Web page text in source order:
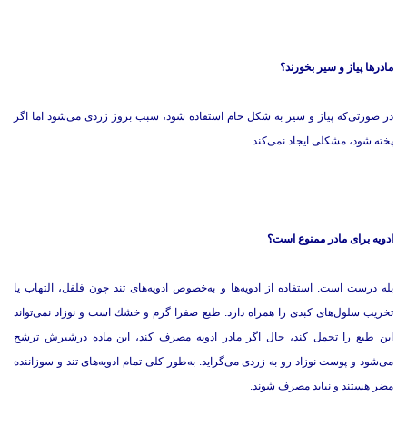
مادرها پیاز و سیر بخورند؟
در صورتی‌كه پیاز و سیر به شكل خام استفاده شود، سبب بروز زردی می‌شود اما اگر
پخته شود، مشكلی ایجاد نمی‌كند.
ادویه برای مادر ممنوع است؟
بله درست است. استفاده از ادویه‌ها و به‌خصوص ادویه‌های تند چون فلفل، التهاب یا
تخریب سلول‌های كبدی را همراه دارد. طبع صفرا گرم و خشك است و نوزاد نمی‌تواند
این طبع را تحمل كند، حال اگر مادر ادویه مصرف كند، این ماده درشیرش ترشح
می‌شود و پوست نوزاد رو به زردی می‌گراید. به‌طور كلی تمام ادویه‌های تند و سوزاننده
مضر هستند و نباید مصرف شوند.